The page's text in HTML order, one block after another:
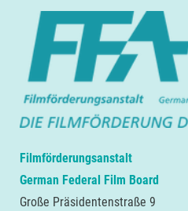
Filmförderungsanstalt
German Federal Film Board
Große Präsidentenstraße 9